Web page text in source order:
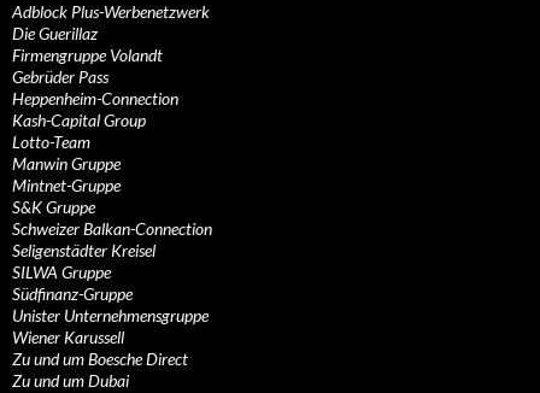
Adblock Plus-Werbenetzwerk
Die Guerillaz
Firmengruppe Volandt
Gebrüder Pass
Heppenheim-Connection
Kash-Capital Group
Lotto-Team
Manwin Gruppe
Mintnet-Gruppe
S&K Gruppe
Schweizer Balkan-Connection
Seligenstädter Kreisel
SILWA Gruppe
Südfinanz-Gruppe
Unister Unternehmensgruppe
Wiener Karussell
Zu und um Boesche Direct
Zu und um Dubai